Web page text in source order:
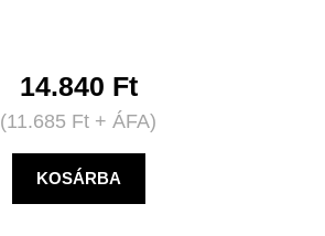
14.840 Ft
(11.685 Ft + ÁFA)
KOSÁRBA